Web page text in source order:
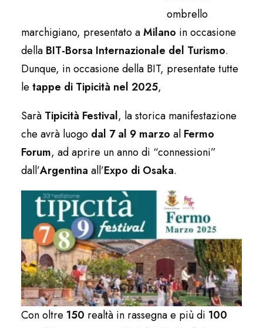
ombrello
marchigiano, presentato aMilano in occasione
della BIT-Borsa Internazionale del Turismo.
Dunque, in occasione della BIT, presentate tutte
le tappe di Tipicità nel 2025,
Sarà Tipicità Festival, la storica manifestazione
che avrà luogo dal 7 al 9 marzo al Fermo
Forum, ad aprire un anno di “connessioni”
dall’Argentina all’Expo di Osaka.
Con oltre 150 realtà in rassegna e più di 100